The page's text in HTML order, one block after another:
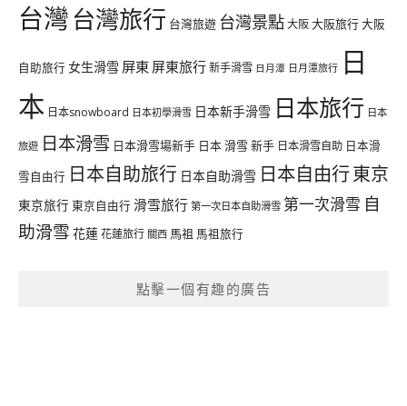
台灣台灣旅行 台灣旅遊 台灣景點大阪大阪旅行大阪
自助旅行 女生滑雪 屏東 屏東旅行新手滑雪 日月潭 日月潭旅行 日
本 日本snowboard 日本初學滑雪 日本新手滑雪 日本旅行 日本
旅遊 日本滑雪 日本滑雪場新手 日本 滑雪 新手 日本滑雪自助 日本滑
雪自由行 日本自助旅行 日本自助滑雪 日本自由行東京
東京旅行 東京自由行 滑雪旅行 第一次日本自助滑雪 第一次滑雪 自
助滑雪 花蓮花蓮旅行 關西 馬祖 馬祖旅行
點擊一個有趣的廣告